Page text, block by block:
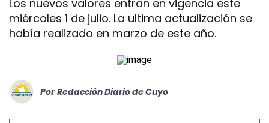
Los nuevos valores entran en vigencia este
miércoles 1 de julio. La ultima actualización se
había realizado en marzo de este año.
Por Redacción Diario de Cuyo